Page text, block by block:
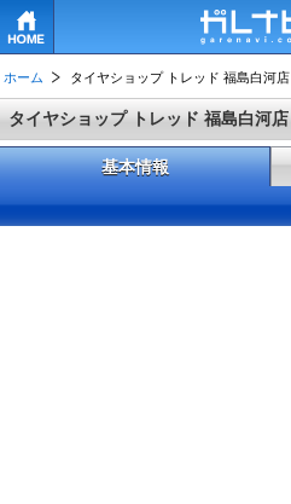
ホーム タイヤショップ トレッド 福島白河店
タイヤショップ トレッド 福島白河店
基本情報